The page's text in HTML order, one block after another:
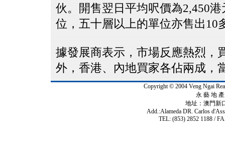
伙。開售翌日平均呎價為2,450
位，五十層以上的單位亦售出10
據發展商表示，市場反應熱烈，
外，香港、內地買家各佔兩成，
Copyright © 2004 Veng Ngai
永 藝 地
地址：澳門新
Add.:Alameda DR. Carlos
TEL: (853) 2852 1188 /